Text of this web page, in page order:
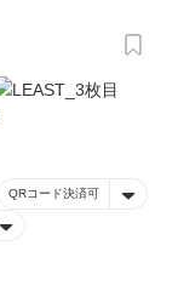
QRコード決済可